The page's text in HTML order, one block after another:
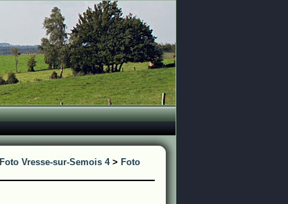
Foto Vresse-sur-Semois 4> Foto